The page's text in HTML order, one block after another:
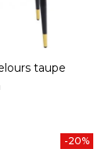
taupe
-20%